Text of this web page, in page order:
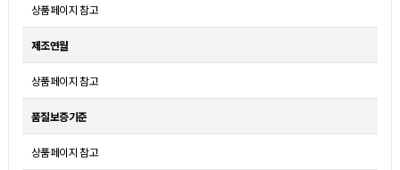
상품페이지 참고
제조연월
상품페이지 참고
품질보증기준
상품페이지 참고